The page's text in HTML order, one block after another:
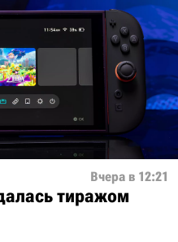
Вчера в 12:21
тиражом